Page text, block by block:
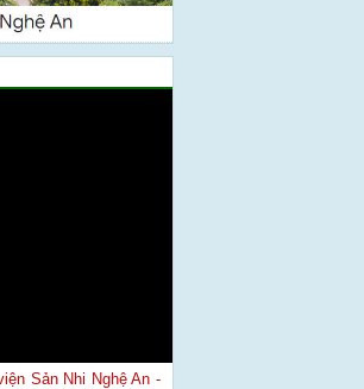
Sản Nhi Nghệ An -